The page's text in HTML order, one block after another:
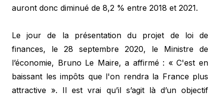
auront donc diminué de 8,2 % entre 2018 et 2021.
Le jour de la présentation du projet de loi de
finances, le 28 septembre 2020, le Ministre de
l’économie, Bruno Le Maire, a affirmé : « C'est en
baissant les impôts que l'on rendra la France plus
attractive ». Il est vrai qu’il s’agit là d’un objectif